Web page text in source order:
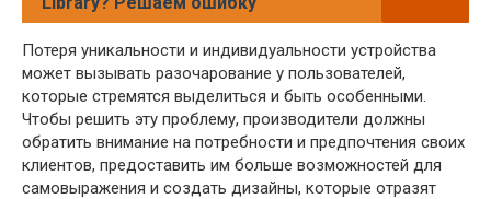
Потеря уникальности и индивидуальности устройства
может вызывать разочарование у пользователей,
которые стремятся выделиться и быть особенными.
Чтобы решить эту проблему, производители должны
обратить внимание на потребности и предпочтения своих
клиентов, предоставить им больше возможностей для
самовыражения и создать дизайны, которые отразят